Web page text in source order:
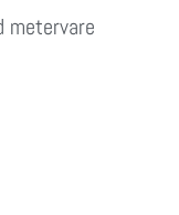
metervare